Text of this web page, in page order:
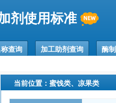
剂使用标准
查询 加工助剂查询 酶
当前位置：蜜饯类、凉果类